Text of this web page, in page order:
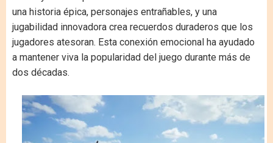
una historia épica, personajes entrañables, y una
jugabilidad innovadora crea recuerdos duraderos que los
jugadores atesoran. Esta conexión emocional ha ayudado
a mantener viva la popularidad del juego durante más de
dos décadas.